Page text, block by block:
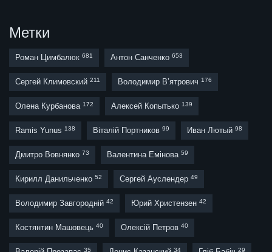
Метки
Роман Цимбалюк 681 Антон Санченко 653
Сергей Климовский 211 Володимир В’ятрович 176
Олена Курбанова 172 Алексей Копытько 139
Ramis Yunus 138 Віталій Портников 99 Иван Лютый 98
Дмитро Вовнянко 73 Валентина Емінова 59
Кирилл Данильченко 52 Сергей Ауслендер 49
Володимир Завгородній 42 Юрий Христензен 42
Костянтин Машовець 40 Олексій Петров 40
35 34 29